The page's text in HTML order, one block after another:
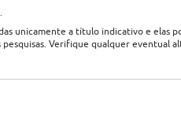
unicamente a título indicativo e elas
pesquisas. Verifique qualquer eventual